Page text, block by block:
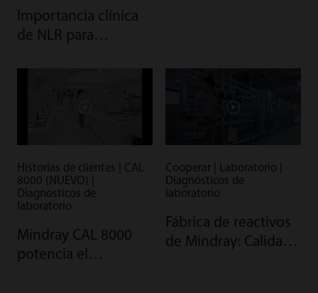
Importancia clínica
de NLR para
Historias de clientes | CAL
8000 (NUEVO) |
Diagnósticos de
laboratorio
Mindray CAL 8000
potencia el
Cooperar | Laboratorio |
Diagnósticos de
laboratorio
Fábrica de reactivos
de Mindray: Calidad